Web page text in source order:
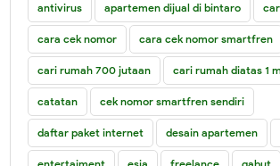
antivirus apartemen dijual di bintaro
cara cek nomor cara cek nomor smartfren
cari rumah 700 jutaan cari rumah diatas 1
catatan cek nomor smartfren sendiri
daftar paket internet desain apartemen